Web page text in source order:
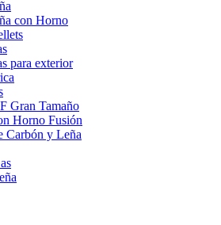
con Horno
para exterior
Gran Tamaño
Horno Fusión
Carbón y Leña